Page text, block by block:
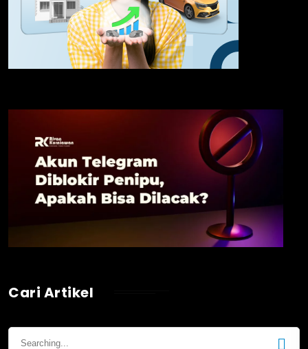
Cari Artikel